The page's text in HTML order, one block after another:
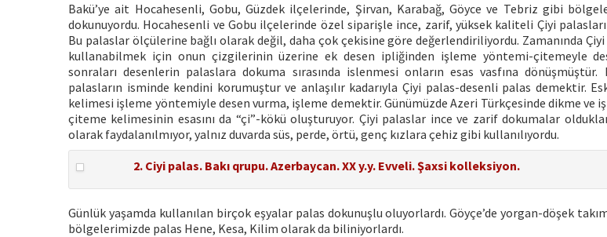
Bakü’ye ait Hocahesenli, Gobu, Güzdek ilçelerinde, Şirvan, Karabağ, Göyce ve Tebriz gibi
dokunuyordu. Hocahesenli ve Gobu ilçelerinde özel siparişle ince, zarif, yüksek kaliteli Çiyi
Bu palaslar ölçülerine bağlı olarak değil, daha çok çekisine göre değerlendiriliyordu. Zamanında
kullanabilmek için onun çizgilerinin üzerine ek desen ipliğinden işleme yöntemi-çitemeyle
sonraları desenlerin palaslara dokuma sırasında islenmesi onların esas vasfına
palasların isminde kendini korumuştur ve anlaşılır kadarıyla Çiyi palas-desenli palas demektir.
kelimesi işleme yöntemiyle desen vurma, işleme demektir. Günümüzde Azeri Türkçesinde dikme ve
çiteme kelimesinin esasını da “çi”-kökü oluşturuyor. Çiyi palaslar ince ve zarif dokumalar
olarak faydalanılmıyor, yalnız duvarda süs, perde, örtü, genç kızlara çehiz gibi kullanılıyordu.
2. Ciyi palas. Bakı qrupu. Azerbaycan. XX y.y. Evveli. Şaxsi kolleksiyon.
Günlük yaşamda kullanılan birçok eşyalar palas dokunuşlu oluyorlardı. Göyçe’de yorgan-döşek
bölgelerimizde palas Hene, Kesa, Kilim olarak da biliniyorlardı.